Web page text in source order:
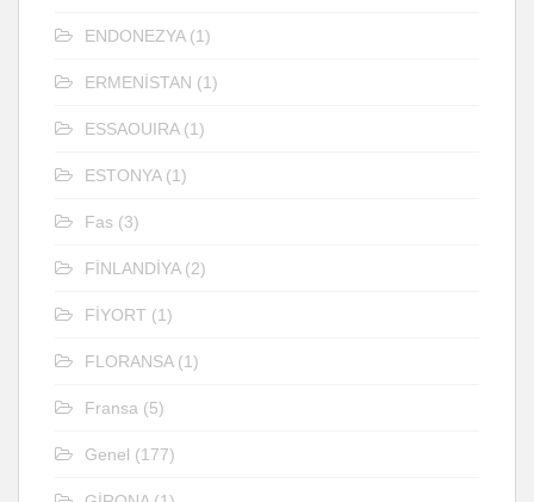
ENDONEZYA(1)
ERMENİSTAN (1)
ESSAOUIRA(1)
ESTONYA(1)
Fas (3)
FİNLANDİYA(2)
FİYORT (1)
FLORANSA(1)
Fransa (5)
Genel (177)